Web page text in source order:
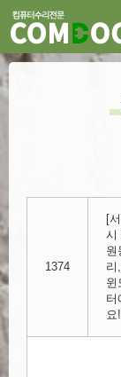
1374
[
시
원
리
윈
터
요